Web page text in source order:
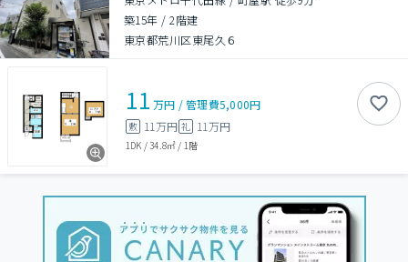
築15年 /2階建
東京都荒川区東尾久６
11 万円 /管理費5,000円
敷 11万円 礼 11万円
1DK /34.8㎡ / 1階